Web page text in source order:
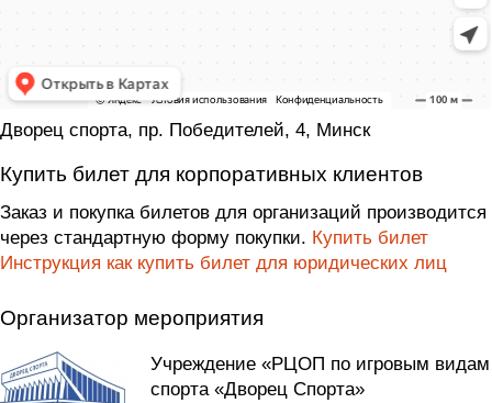
Дворец спорта, пр. Победителей, 4, Минск
Купить билет для корпоративных клиентов
Заказ и покупка билетов для организаций производится
через стандартную форму покупки. Купить билет
Инструкция как купить билет для юридических лиц
Организатор мероприятия
Учреждение «РЦОП по игровым видам
спорта «Дворец Спорта»